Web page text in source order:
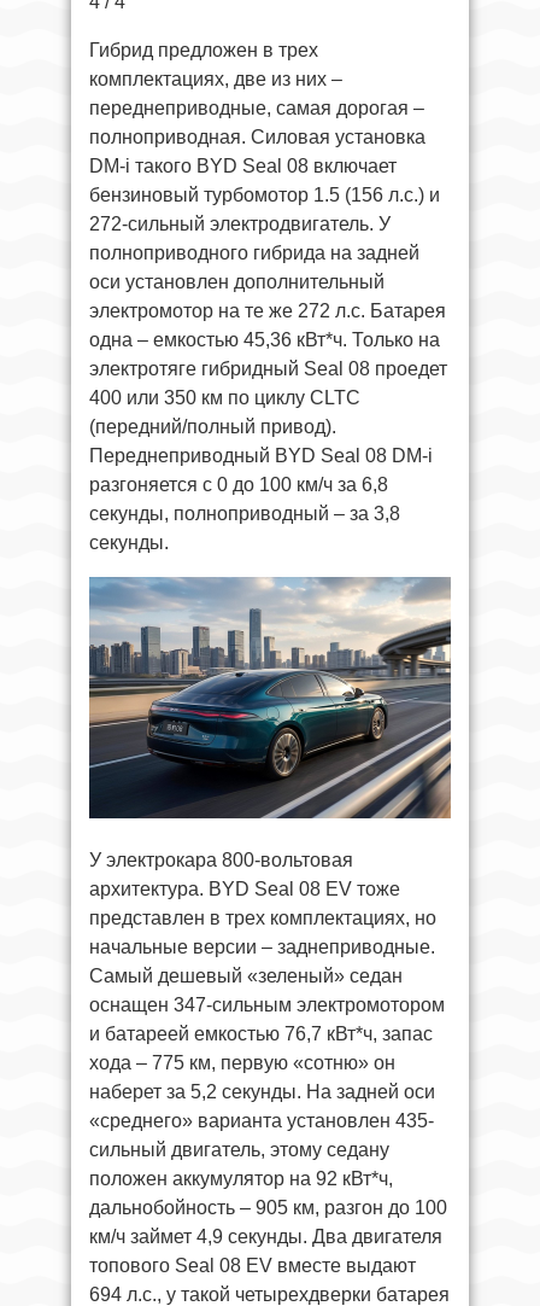
Гибрид предложен в трех
комплектациях, две из них –
переднеприводные, самая дорогая –
полноприводная. Силовая установка
DM-i такого BYD Seal 08 включает
бензиновый турбомотор 1.5 (156 л.с.) и
272-сильный электродвигатель. У
полноприводного гибрида на задней
оси установлен дополнительный
электромотор на те же 272 л.с. Батарея
одна – емкостью 45,36 кВт*ч. Только на
электротяге гибридный Seal 08 проедет
400 или 350 км по циклу CLTC
(передний/полный привод).
Переднеприводный BYD Seal 08 DM-i
разгоняется с 0 до 100 км/ч за 6,8
секунды, полноприводный – за 3,8
секунды.
У электрокара 800-вольтовая
архитектура. BYD Seal 08 EV тоже
представлен в трех комплектациях, но
начальные версии – заднеприводные.
Самый дешевый «зеленый» седан
оснащен 347-сильным электромотором
и батареей емкостью 76,7 кВт*ч, запас
хода – 775 км, первую «сотню» он
наберет за 5,2 секунды. На задней оси
«среднего» варианта установлен 435-
сильный двигатель, этому седану
положен аккумулятор на 92 кВт*ч,
дальнобойность – 905 км, разгон до 100
км/ч займет 4,9 секунды. Два двигателя
топового Seal 08 EV вместе выдают
694 л.с., у такой четырехдверки батарея